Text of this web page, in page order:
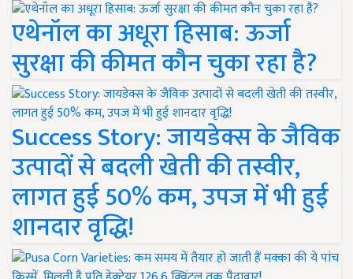
एथेनॉल का अधूरा हिसाब: ऊर्जा
सुरक्षा की कीमत कौन चुका रहा है?
Success Story: जायडेक्स के जैविक
उत्पादों से बदली खेती की तस्वीर,
लागत हुई 50% कम, उपज में भी हुई
शानदार वृद्धि!